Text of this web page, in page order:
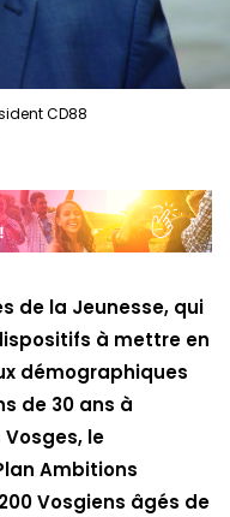
CD88
de la Jeunesse, qui
à mettre en
démographiques
de 30 ans à
le
Ambitions
Vosgiens âgés de